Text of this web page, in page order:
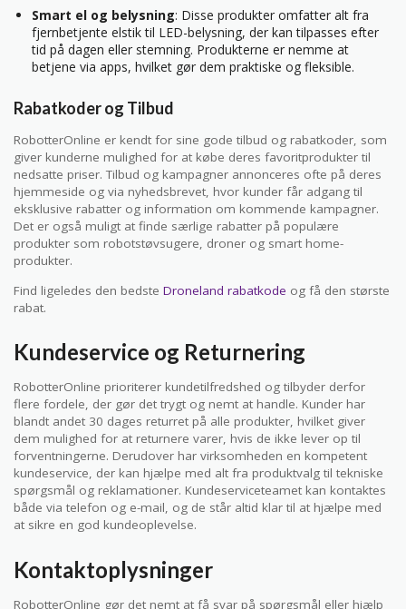
Smart el og belysning: Disse produkter omfatter alt fra
fjernbetjente elstik til LED-belysning, der kan tilpasses efter
tid på dagen eller stemning. Produkterne er nemme at
betjene via apps, hvilket gør dem praktiske og fleksible.
Rabatkoder og Tilbud
RobotterOnline er kendt for sine gode tilbud og rabatkoder, som
giver kunderne mulighed for at købe deres favoritprodukter til
nedsatte priser. Tilbud og kampagner annonceres ofte på deres
hjemmeside og via nyhedsbrevet, hvor kunder får adgang til
eksklusive rabatter og information om kommende kampagner.
Det er også muligt at finde særlige rabatter på populære
produkter som robotstøvsugere, droner og smart home-
produkter.
Find ligeledes den bedste Droneland rabatkode og få den største
rabat.
Kundeservice og Returnering
RobotterOnline prioriterer kundetilfredshed og tilbyder derfor
flere fordele, der gør det trygt og nemt at handle. Kunder har
blandt andet 30 dages returret på alle produkter, hvilket giver
dem mulighed for at returnere varer, hvis de ikke lever op til
forventningerne. Derudover har virksomheden en kompetent
kundeservice, der kan hjælpe med alt fra produktvalg til tekniske
spørgsmål og reklamationer. Kundeserviceteamet kan kontaktes
både via telefon og e-mail, og de står altid klar til at hjælpe med
at sikre en god kundeoplevelse.
Kontaktoplysninger
RobotterOnline gør det nemt at få svar på spørgsmål eller hjælp